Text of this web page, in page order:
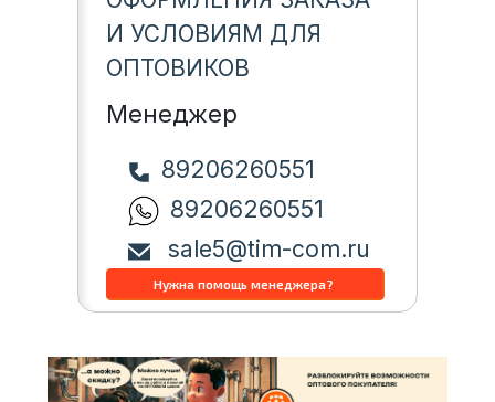
И УСЛОВИЯМ ДЛЯ
ОПТОВИКОВ
Менеджер
89206260551
89206260551
sale5@tim-com.ru